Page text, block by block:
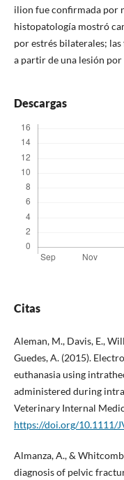
ilion fue confirmada por
histopatología mostró
por estrés bilaterales;
a partir de una lesión
Descargas
Citas
Aleman, M., Davis, E.,
Guedes, A. (2015).
euthanasia using
administered during
Veterinary Internal
https://doi.org/10.1111/
Almanza, A., &
diagnosis of pelvic